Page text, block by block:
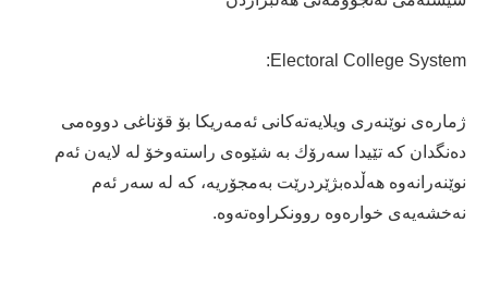
Electoral College System:
ژماره‌ى نوێنه‌رى ویلایه‌ته‌كانى ئه‌مه‌ریكا بۆ قۆناغى دووه‌مى
ده‌نگدان كه‌ تێیدا سه‌رۆك به‌ شێوه‌ى راسته‌وخۆ له‌ لایه‌ن ئه‌م
نوێنه‌رانه‌وه‌ هه‌ڵده‌بژێردرێت به‌مجۆریه‌، كه‌ له‌ سه‌ر ئه‌م
نه‌خشه‌یه‌ى خواره‌وه‌ روونكراوه‌ته‌وه‌.